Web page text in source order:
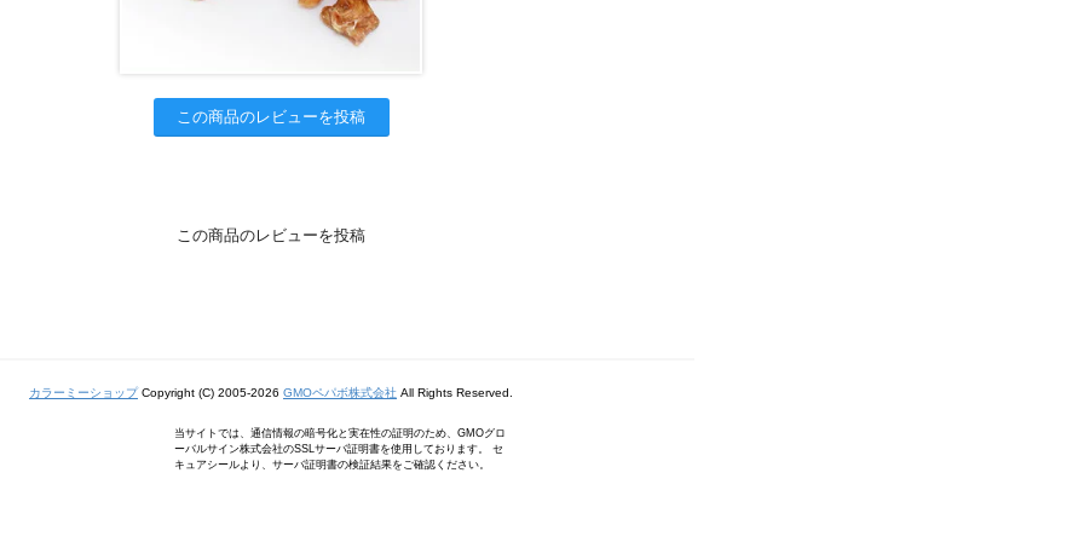
この商品のレビューを投稿
この商品のレビューを投稿
カラーミーショップCopyright (C) 2005-2026 GMOペパボ株式会社 All Rights Reserved.
当サイトでは、通信情報の暗号化と実在性の証明のため、GMOグロ
ーバルサイン株式会社のSSLサーバ証明書を使用しております。 セ
キュアシールより、サーバ証明書の検証結果をご確認ください。